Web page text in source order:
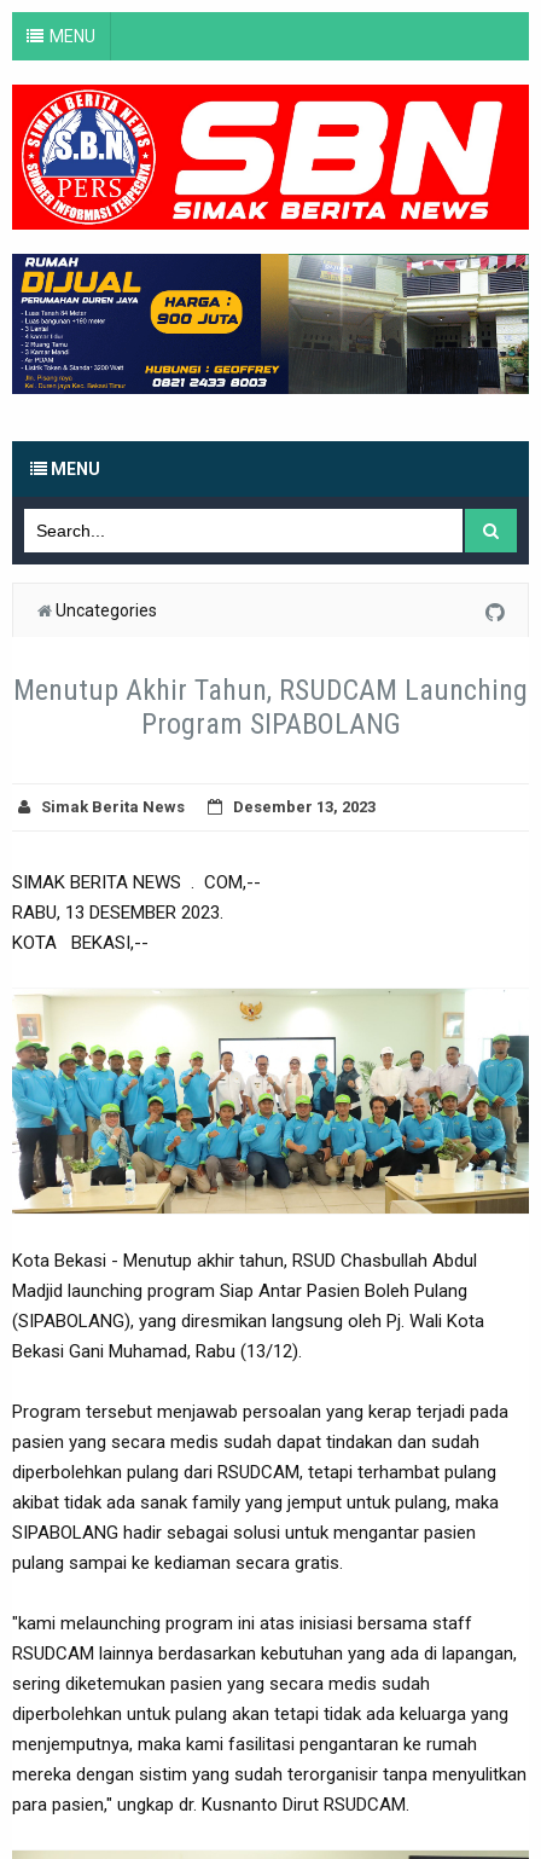
MENU
MENU
Uncategories
Menutup Akhir Tahun, RSUDCAM Launching
Program SIPABOLANG
Simak Berita News Desember 13, 2023
SIMAK BERITA NEWS . COM,--
RABU, 13 DESEMBER 2023.
KOTA BEKASI,--
Kota Bekasi - Menutup akhir tahun, RSUD Chasbullah Abdul
Madjid launching program Siap Antar Pasien Boleh Pulang
(SIPABOLANG), yang diresmikan langsung oleh Pj. Wali Kota
Bekasi Gani Muhamad, Rabu (13/12).
Program tersebut menjawab persoalan yang kerap terjadi pada
pasien yang secara medis sudah dapat tindakan dan sudah
diperbolehkan pulang dari RSUDCAM, tetapi terhambat pulang
akibat tidak ada sanak family yang jemput untuk pulang, maka
SIPABOLANG hadir sebagai solusi untuk mengantar pasien
pulang sampai ke kediaman secara gratis.
"kami melaunching program ini atas inisiasi bersama staff
RSUDCAM lainnya berdasarkan kebutuhan yang ada di lapangan,
sering diketemukan pasien yang secara medis sudah
diperbolehkan untuk pulang akan tetapi tidak ada keluarga yang
menjemputnya, maka kami fasilitasi pengantaran ke rumah
mereka dengan sistim yang sudah terorganisir tanpa menyulitkan
para pasien," ungkap dr. Kusnanto Dirut RSUDCAM.